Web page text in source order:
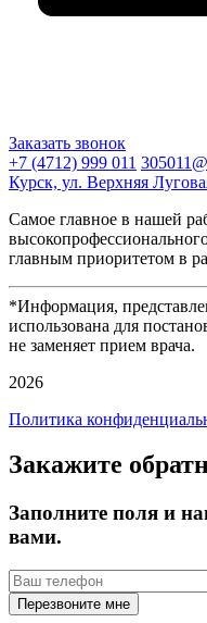
Заказать звонок
+7 (4712) 999 011
Курск, ул. Верхняя
Самое главное в нашей
главным приоритетом в
*Информация,
использована для
не заменяет прием врача.
2026
Политика
Закажите
Заполните поля и
вами.